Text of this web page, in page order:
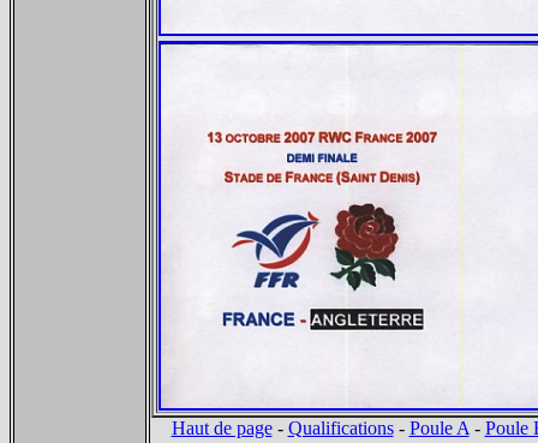
Haut de page- Qualifications- Poule A - Poule